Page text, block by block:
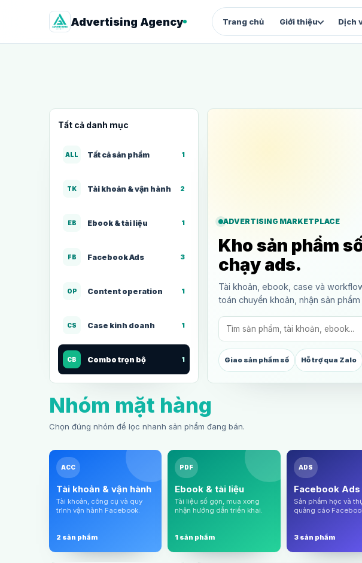
Advertising Agency Trang chủ Giới thiệu Dịch
dịch vụ
page
Facebook
Tất cả danh mục
ALL Tất cả sản phẩm 1
TK Tài khoản & vận hành 2
EB Ebook & tài liệu 1
FB Facebook Ads 3
OP Content operation 1
CS Case kinh doanh 1
CB Combo trọn bộ 1
ADVERTISING MARKETPLACE
Kho sản phẩm
chạy ads.
Tài khoản, ebook, case và
toán chuyển khoản, nhận sản
Giao sản phẩm số Hỗ trợ qua Zalo
Nhóm mặt hàng
Chọn đúng nhóm để lọc nhanh sản phẩm đang bán.
ACC
Tài khoản & vận hành
Tài khoản, công cụ và quy
trình vận hành Facebook.
2 sản phẩm
PDF
Ebook & tài liệu
Tài liệu số gọn, mua xong
nhận hướng dẫn triển khai.
1 sản phẩm
ADS
Facebook Ads
Sản phẩm học và
quảng cáo
3 sản phẩm